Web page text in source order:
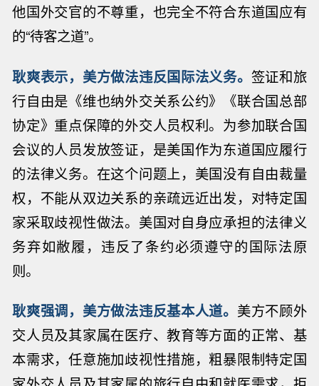
他国外交官的不尊重，也完全不符合东道国应有
的“待客之道”。
耿爽表示，美方做法违反国际法义务。 签证和旅
行自由是《维也纳外交关系公约》《联合国总部
协定》重点保障的外交人员权利。为参加联合国
会议的人员发放签证，是美国作为东道国应履行
的法律义务。在这个问题上，美国没有自由裁量
权，不能从双边关系的亲疏远近出发，对特定国
家采取歧视性做法。美国对自身应承担的法律义
务弃如敝履，违反了条约必须遵守的国际法原
则。
耿爽强调，美方做法违反基本人道。 美方不顾外
交人员及其家属在医疗、教育等方面的正常、基
本需求，任意施加歧视性措施，粗暴限制特定国